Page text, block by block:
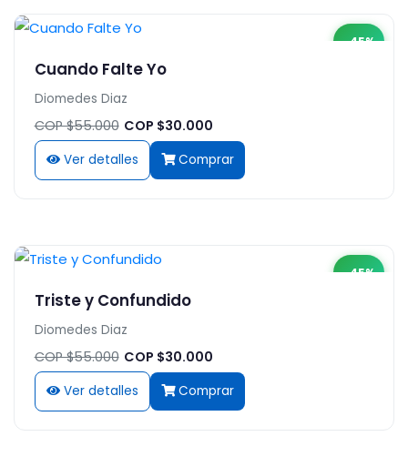
-45%
Cuando Falte Yo
Diomedes Diaz
COP $55.000 COP $30.000
Ver detalles Comprar
-45%
Triste y Confundido
Diomedes Diaz
COP $55.000 COP $30.000
Ver detalles Comprar